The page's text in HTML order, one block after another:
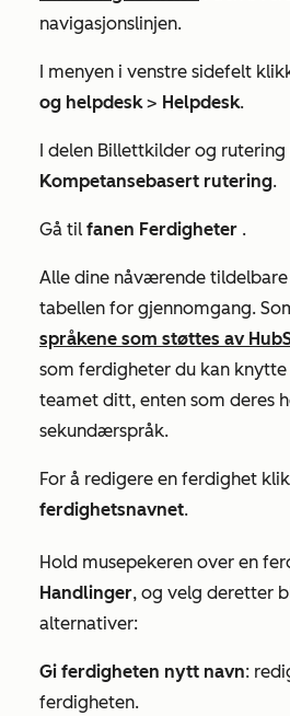
navigasjonslinjen.
I menyen i venstre sidefelt
og helpdesk> Helpdesk.
I delen Billettkilder og rutering
Kompetansebasert rutering.
Gå til fanen Ferdigheter .
Alle dine nåværende
tabellen for gjennomgang.
språkene som støttes av
som ferdigheter du kan
teamet ditt, enten som deres
sekundærspråk.
For å redigere en ferdighet
ferdighetsnavnet.
Hold musepekeren over en
Handlinger, og velg deretter
alternativer:
Gi ferdigheten nytt navn:
ferdigheten.